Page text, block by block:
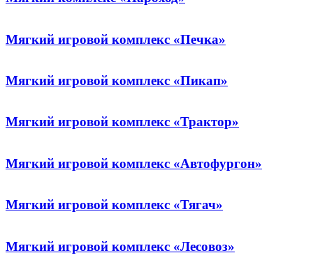
Мягкий игровой комплекс «Печка»
Мягкий игровой комплекс «Пикап»
Мягкий игровой комплекс «Трактор»
Мягкий игровой комплекс «Автофургон»
Мягкий игровой комплекс «Тягач»
Мягкий игровой комплекс «Лесовоз»